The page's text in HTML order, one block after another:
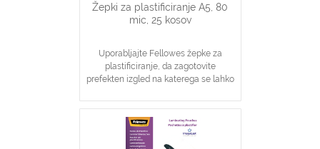
Žepki za plastificiranje A5, 80
mic, 25 kosov
Uporabljajte Fellowes žepke za
plastificiranje, da zagotovite
prefekten izgled na katerega se lahko
Idealno za obvestila, slike
Zagotavljanje osnovne zaščite
dokumentov